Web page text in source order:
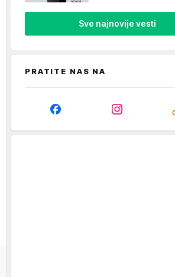
Sve najnovije vesti
PRATITE NAS NA